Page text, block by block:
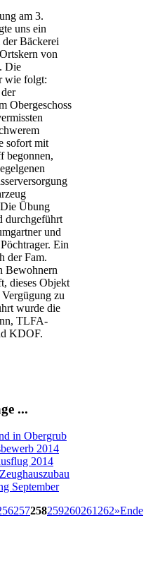
am 3.
uns ein
Bäckerei
von
Die
wie folgt:
Obergeschoss
sofort mit
begonnen,
Übung
durchgeführt
und
Ein
der Fam.
Bewohnern
dieses Objekt
zu
wurde die
TLFA-
KDOF.
...
in Obergrub
2014
2014
September
257258259260261 262»Ende